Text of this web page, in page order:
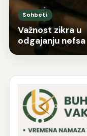
Sohbeti
Važnost zikra u
odgajanju nefsa